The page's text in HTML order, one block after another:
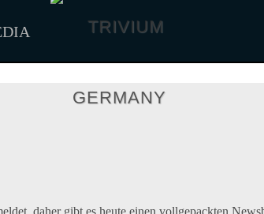
daher gibt es heute einen vollgepackten